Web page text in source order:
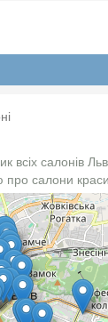
всіх салонів
салони краси